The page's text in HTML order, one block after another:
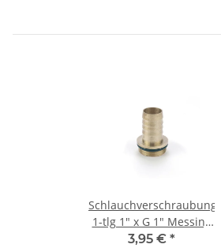
Schlauchverschraubung
1-tlg 1" x G 1" Messing
mit O-Ring
3,95 € *